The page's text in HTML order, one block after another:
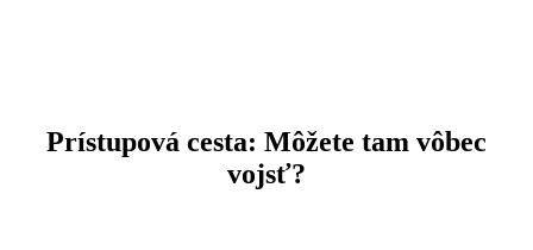
Prístupová cesta: Môžete tam vôbec
vojsť?